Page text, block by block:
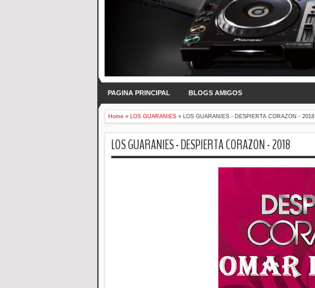
PAGINA PRINCIPAL BLOGS AMIGOS
Home » LOS GUARANIES » LOS GUARANIES - DESPIERTA CORAZON - 2018
LOS GUARANIES - DESPIERTA CORAZON - 2018